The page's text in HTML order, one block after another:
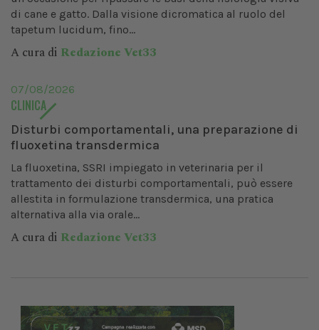
di cane e gatto. Dalla visione dicromatica al ruolo del
tapetum lucidum, fino...
A cura di Redazione Vet33
07/08/2026
CLINICA
Disturbi comportamentali, una preparazione di
fluoxetina transdermica
La fluoxetina, SSRI impiegato in veterinaria per il
trattamento dei disturbi comportamentali, può essere
allestita in formulazione transdermica, una pratica
alternativa alla via orale...
A cura di Redazione Vet33